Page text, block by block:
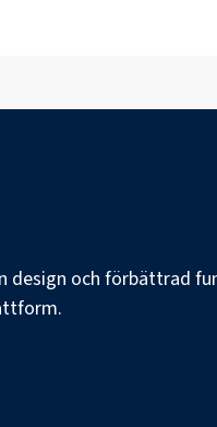
och förbättrad